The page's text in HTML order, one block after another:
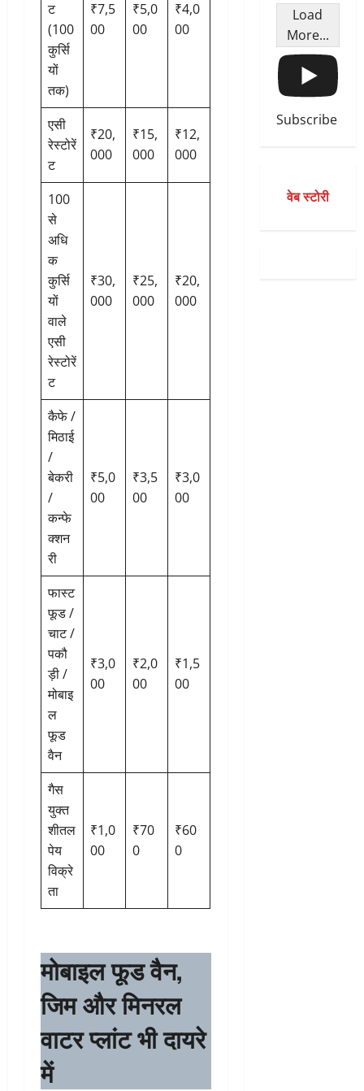
ट
(100
कुर्सि
यों
तक)
₹7,5
00
₹5,0
00
₹4,0
00
एसी
रेस्टोरें
ट
₹20,
000
₹15,
000
₹12,
000
100
से
अधि
क
कुर्सि
यों
वाले
एसी
रेस्टोरें
ट
₹30,
000
₹25,
000
₹20,
000
कैफे /
मिठाई
/
बेकरी
/
कन्फे
क्शन
री
₹5,0
00
₹3,5
00
₹3,0
00
फास्ट
फूड /
चाट /
पकौ
ड़ी /
मोबाइ
ल
फूड
वैन
₹3,0
00
₹2,0
00
₹1,5
00
गैस
युक्त
शीतल
पेय
विक्रे
ता
₹1,0
00
₹70
0
₹60
0
मोबाइल फूड वैन,
जिम और मिनरल
वाटर प्लांट भी दायरे
में
Load
More...
Subscribe
वेब स्टोरी